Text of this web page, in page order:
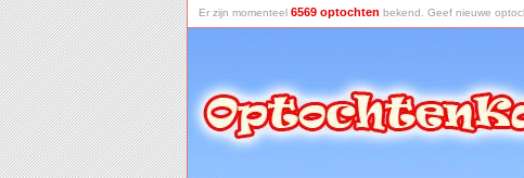
Er zijn momenteel 6569 optochten bekend. Geef nieuwe